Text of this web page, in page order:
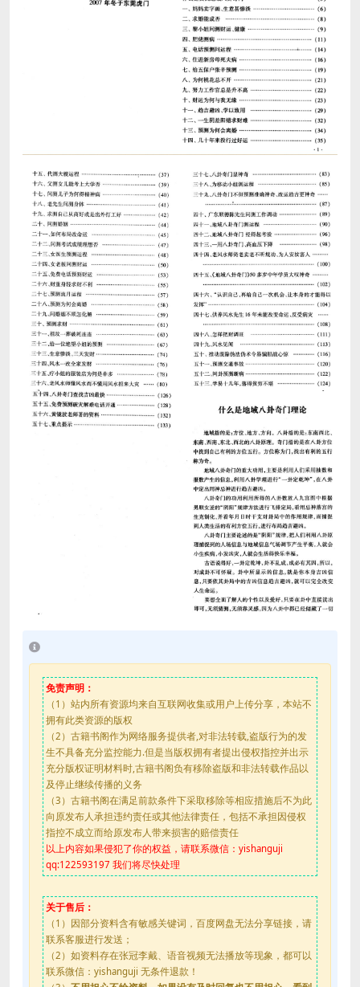
免责声明：
（1）站内所有资源均来自互联网收集或用户上传分享，本站不
拥有此类资源的版权
（2）古籍书阁作为网络服务提供者,对非法转载,盗版行为的发
生不具备充分监控能力.但是当版权拥有者提出侵权指控并出示
充分版权证明材料时,古籍书阁负有移除盗版和非法转载作品以
及停止继续传播的义务
（3）古籍书阁在满足前款条件下采取移除等相应措施后不为此
向原发布人承担违约责任或其他法律责任，包括不承担因侵权
指控不成立而给原发布人带来损害的赔偿责任
以上内容如果侵犯了你的权益，请联系微信：yishanguji
qq:122593197 我们将尽快处理
关于售后：
（1）因部分资料含有敏感关键词，百度网盘无法分享链接，请
联系客服进行发送；
（2）如资料存在张冠李戴、语音视频无法播放等现象，都可以
联系微信：yishanguji 无条件退款！